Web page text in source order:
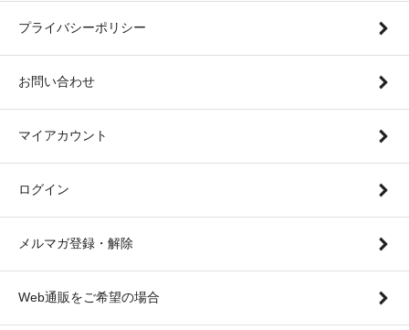
プライバシーポリシー
お問い合わせ
マイアカウント
ログイン
メルマガ登録・解除
Web通販をご希望の場合